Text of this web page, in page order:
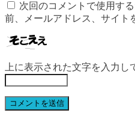
次回のコメントで使用す
前、メールアドレス、サイト
上に表示された文字を入力し